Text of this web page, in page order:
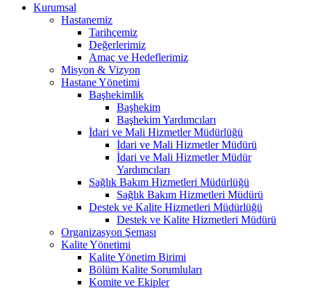
Kurumsal
Hastanemiz
Tarihçemiz
Değerlerimiz
Amaç ve Hedeflerimiz
Misyon & Vizyon
Hastane Yönetimi
Başhekimlik
Başhekim
Başhekim Yardımcıları
İdari ve Mali Hizmetler Müdürlüğü
İdari ve Mali Hizmetler Müdürü
İdari ve Mali Hizmetler Müdür
Yardımcıları
Sağlık Bakım Hizmetleri Müdürlüğü
Sağlık Bakım Hizmetleri Müdürü
Destek ve Kalite Hizmetleri Müdürlüğü
Destek ve Kalite Hizmetleri Müdürü
Organizasyon Şeması
Kalite Yönetimi
Kalite Yönetim Birimi
Bölüm Kalite Sorumluları
Komite ve Ekipler